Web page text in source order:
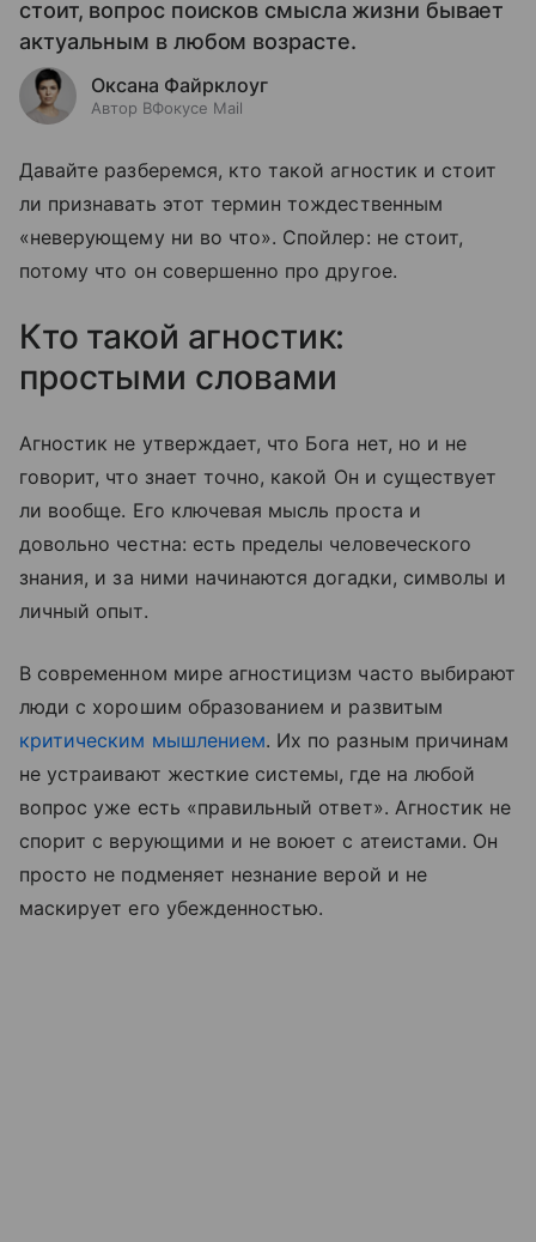
стоит, вопрос поисков смысла жизни бывает
актуальным в любом возрасте.
Оксана Файрклоуг
Автор ВФокусе Mail
Давайте разберемся, кто такой агностик и стоит
ли признавать этот термин тождественным
«неверующему ни во что». Спойлер: не стоит,
потому что он совершенно про другое.
Кто такой агностик:
простыми словами
Агностик не утверждает, что Бога нет, но и не
говорит, что знает точно, какой Он и существует
ли вообще. Его ключевая мысль проста и
довольно честна: есть пределы человеческого
знания, и за ними начинаются догадки, символы и
личный опыт.
В современном мире агностицизм часто выбирают
люди с хорошим образованием и развитым
критическим мышлением. Их по разным причинам
не устраивают жесткие системы, где на любой
вопрос уже есть «правильный ответ». Агностик не
спорит с верующими и не воюет с атеистами. Он
просто не подменяет незнание верой и не
маскирует его убежденностью.